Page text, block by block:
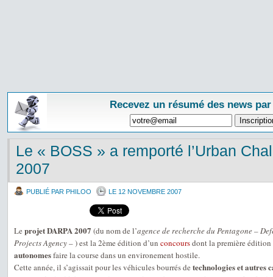
Recevez un résumé des news
Le « BOSS » a remporté l’Urban
2007
PUBLIÉ PAR PHILOO LE 12 NOVEMBRE 2007
Le projet DARPA 2007 (du nom de l’agence de recherche du Pentagone –
Projects Agency– ) est la 2ème édition d’un concoursdont la première
autonomesfaire la course dans un environement hostile.
Cette année, il s’agissait pour les véhicules bourrés de technologies et autres